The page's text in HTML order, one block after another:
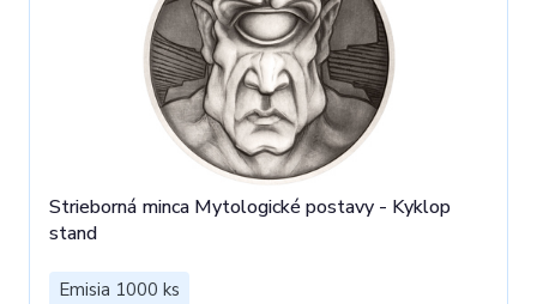
Strieborná minca Mytologické postavy - Kyklop
stand
Emisia 1000 ks